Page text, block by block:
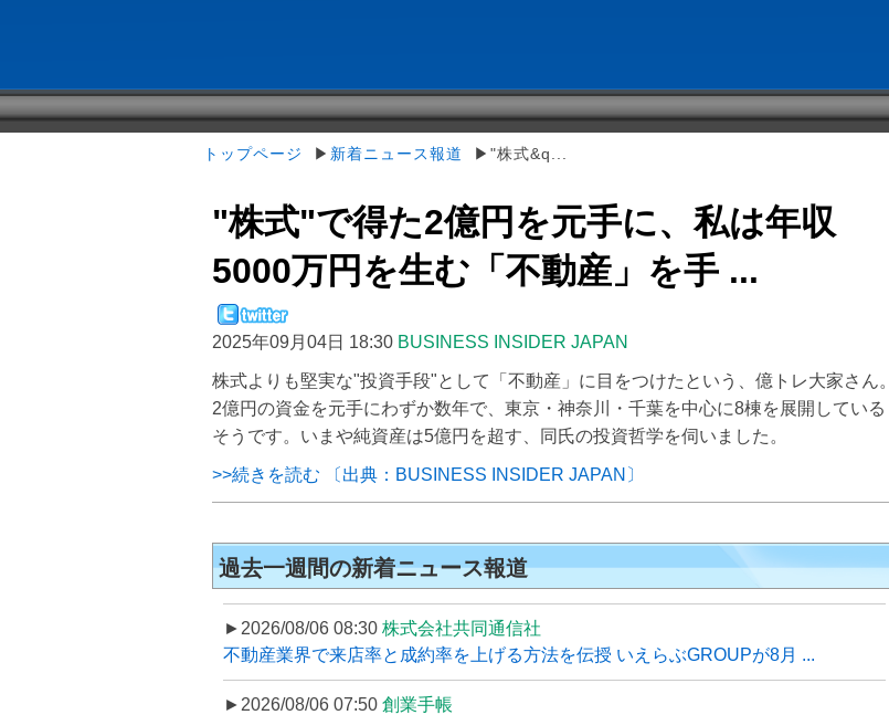
トップページ ▶ 新着ニュース報道 ▶"株式&q...
"株式"で得た2億円を元手に、私は年収
5000万円を生む「不動産」を手 ...
2025年09月04日 18:30 BUSINESS INSIDER JAPAN
株式よりも堅実な"投資手段"として「不動産」に目をつけたという、億トレ大家さん。
2億円の資金を元手にわずか数年で、東京・神奈川・千葉を中心に8棟を展開している
そうです。いまや純資産は5億円を超す、同氏の投資哲学を伺いました。
>>続きを読む 〔出典：BUSINESS INSIDER JAPAN〕
過去一週間の新着ニュース報道
►2026/08/06 08:30 株式会社共同通信社
不動産業界で来店率と成約率を上げる方法を伝授 いえらぶGROUPが8月 ...
►2026/08/06 07:50 創業手帳